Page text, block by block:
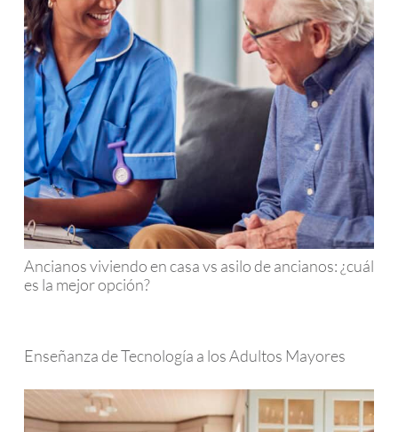
Ancianos viviendo en casa vs asilo de ancianos: ¿cuál
es la mejor opción?
Enseñanza de Tecnología a los Adultos Mayores